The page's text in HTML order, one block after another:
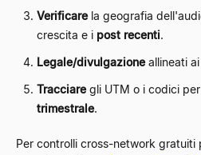
Verificarela geografia
crescita e i post recenti.
Legale/divulgazioneallineati
Tracciaregli UTM o i codici
trimestrale.
Per controlli cross-network gratuiti